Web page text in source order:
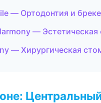
— Ортодонтия и
— Эстетическая
— Хирургическая